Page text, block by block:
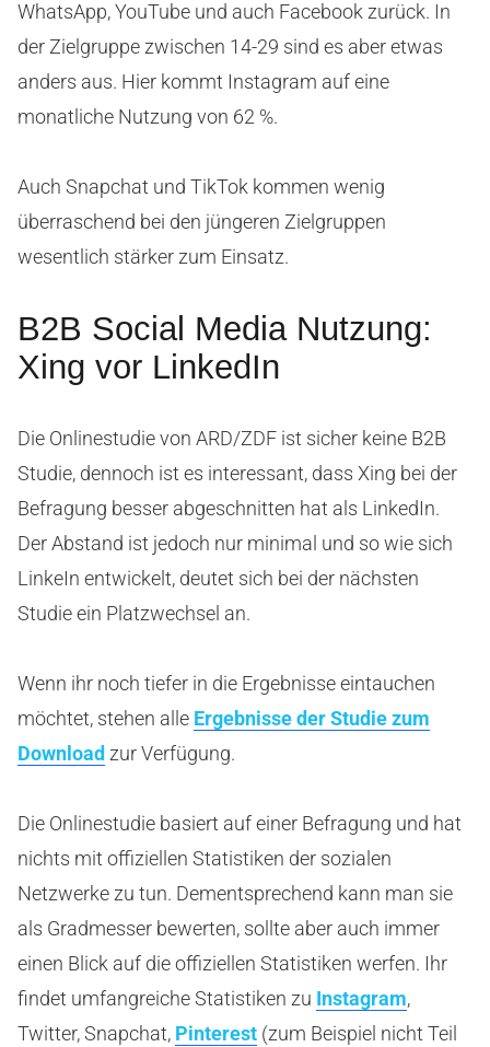
WhatsApp, YouTube und auch Facebook zurück. In
der Zielgruppe zwischen 14-29 sind es aber etwas
anders aus. Hier kommt Instagram auf eine
monatliche Nutzung von 62 %.
Auch Snapchat und TikTok kommen wenig
überraschend bei den jüngeren Zielgruppen
wesentlich stärker zum Einsatz.
B2B Social Media Nutzung:
Xing vor LinkedIn
Die Onlinestudie von ARD/ZDF ist sicher keine B2B
Studie, dennoch ist es interessant, dass Xing bei der
Befragung besser abgeschnitten hat als LinkedIn.
Der Abstand ist jedoch nur minimal und so wie sich
LinkeIn entwickelt, deutet sich bei der nächsten
Studie ein Platzwechsel an.
Wenn ihr noch tiefer in die Ergebnisse eintauchen
möchtet, stehen alle Ergebnisse der Studie zum
Download zur Verfügung.
Die Onlinestudie basiert auf einer Befragung und hat
nichts mit offiziellen Statistiken der sozialen
Netzwerke zu tun. Dementsprechend kann man sie
als Gradmesser bewerten, sollte aber auch immer
einen Blick auf die offiziellen Statistiken werfen. Ihr
findet umfangreiche Statistiken zu Instagram,
Twitter, Snapchat, Pinterest (zum Beispiel nicht Teil